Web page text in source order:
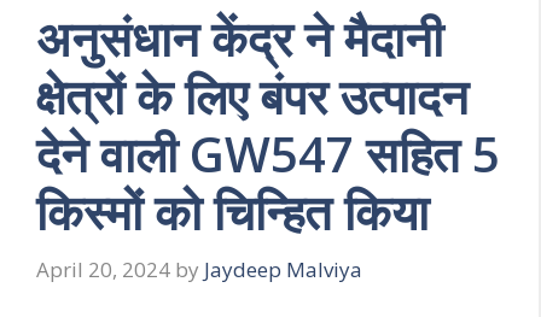
अनुसंधान केंद्र ने मैदानी
क्षेत्रों के लिए बंपर उत्पादन
देने वाली GW547 सहित 5
किस्मों को चिन्हित किया
April 20, 2024 by Jaydeep Malviya